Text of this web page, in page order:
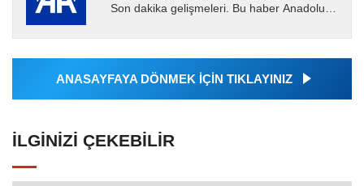
Son dakika gelişmeleri. Bu haber Anadolu
Ajansı tarafından...
ANASAYFAYA DÖNMEK İÇİN TIKLAYINIZ
İLGINIZI ÇEKEBILIR